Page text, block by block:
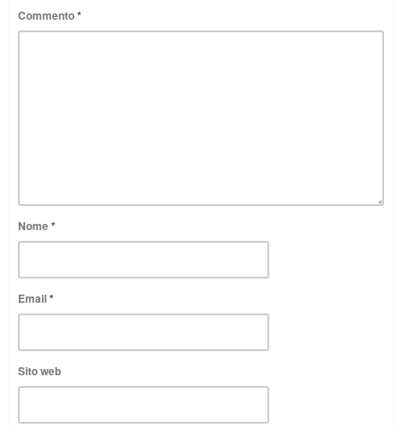
Commento*
Nome*
Email*
Sito web